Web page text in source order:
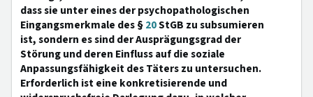
dass sie unter eines der psychopathologischen
Eingangsmerkmale des §20StGB zu subsumieren
ist, sondern es sind der Ausprägungsgrad der
Störung und deren Einfluss auf die soziale
Anpassungsfähigkeit des Täters zu untersuchen.
Erforderlich ist eine konkretisierende und